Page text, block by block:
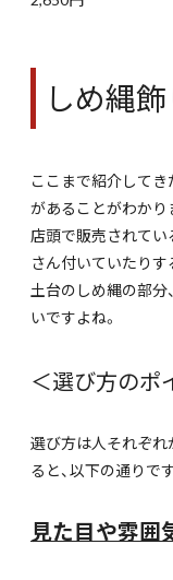
しめ縄
ここまで紹介して
があることがわかり
店頭で販売されてい
さん付いていたりす
土台のしめ縄の部分
いですよね。
＜選び方のポ
選び方は人それぞれ
ると、以下の通りです
見た目や雰囲